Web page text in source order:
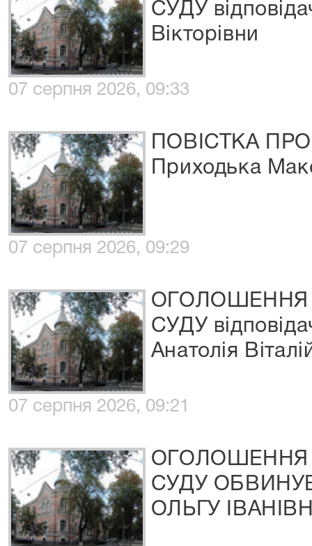
СУДУ
Вікторівни
07 серпня 2026, 09:33
ПОВІСТКА
Приходька
07 серпня 2026, 09:29
ОГОЛОШЕННЯ
СУДУ
Анатолія
07 серпня 2026, 09:21
ОГОЛОШЕННЯ
СУДУ
ОЛЬГУ